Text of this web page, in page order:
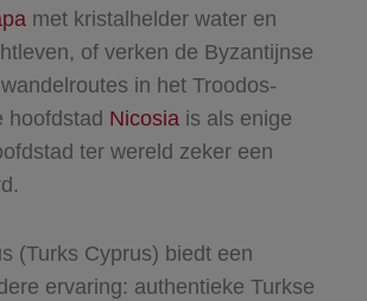
met kristalhelder water en
of verken de Byzantijnse
in het Troodos-
hoofdstad Nicosiais als enige
ter wereld zeker een
(Turks Cyprus) biedt een
ervaring: authentieke Turkse